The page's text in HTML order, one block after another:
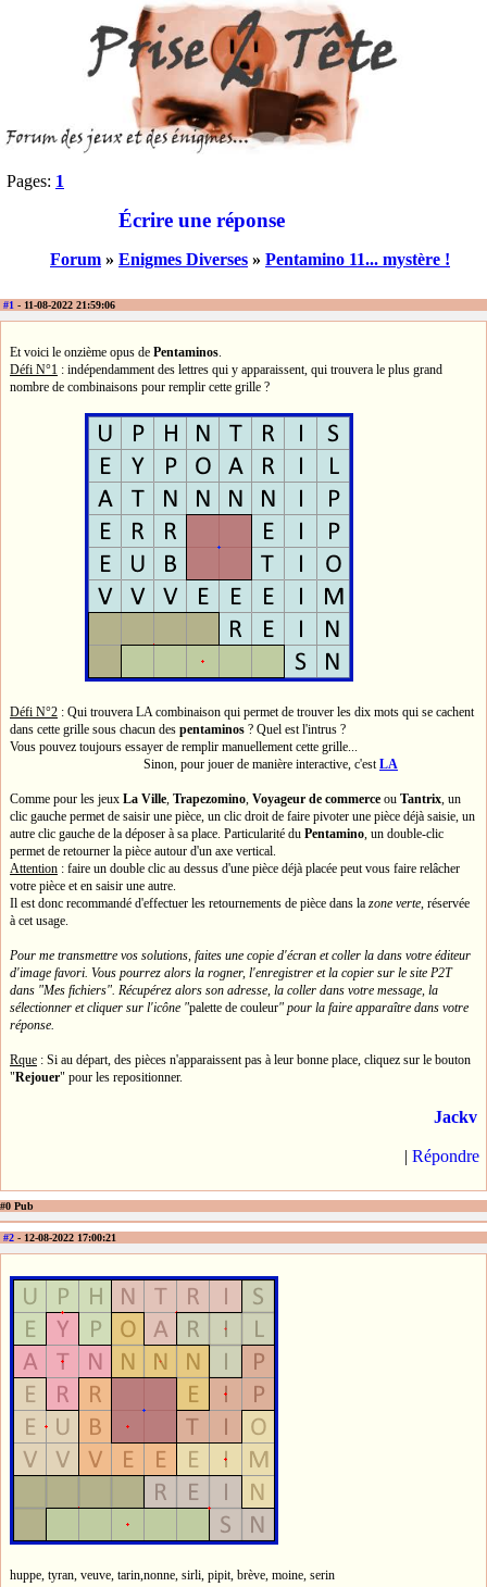
Pages: 1
Écrire une réponse
Forum » Enigmes Diverses » Pentamino 11... mystère !
#1 - 11-08-2022 21:59:06
Et voici le onzième opus de Pentaminos
Défi N°1 : indépendamment des lettres qui y apparaissent, qui trouvera le plus grand
nombre de combinaisons pour remplir cette grille ?
Défi N°2 : Qui trouvera LA combinaison qui permet de trouver les dix mots qui se cachent
dans cette grille sous chacun des pentaminos ? Quel est l'intrus ?
Vous pouvez toujours essayer de remplir manuellement cette grille...
Sinon, pour jouer de manière interactive, c'est LA
Comme pour les jeux La Ville Trapezomino Voyageur de commerce ou Tantrix , un
clic gauche permet de saisir une pièce, un clic droit de faire pivoter une pièce déjà saisie, un
autre clic gauche de la déposer à sa place. Particularité du Pentamino , un double-clic
permet de retourner la pièce autour d'un axe vertical.
Attention : faire un double clic au dessus d'une pièce déjà placée peut vous faire relâcher
votre pièce et en saisir une autre.
Il est donc recommandé d'effectuer les retournements de pièce dans la zone verte , réservée
à cet usage.
Pour me transmettre vos solutions, faites une copie d'écran et coller la dans votre éditeur
d'image favori. Vous pourrez alors la rogner, l'enregistrer et la copier sur le site P2T
dans "Mes fichiers". Récupérez alors son adresse, la coller dans votre message, la
sélectionner et cliquer sur l'icône "palette de couleur" pour la faire apparaître dans votre
réponse.
Rque : Si au départ, des pièces n'apparaissent pas à leur bonne place, cliquez sur le bouton
"Rejouer" pour les repositionner.
Jackv
| Répondre
#0 Pub
#2 - 12-08-2022 17:00:21
huppe, tyran, veuve, tarin,nonne, sirli, pipit, brève, moine, serin